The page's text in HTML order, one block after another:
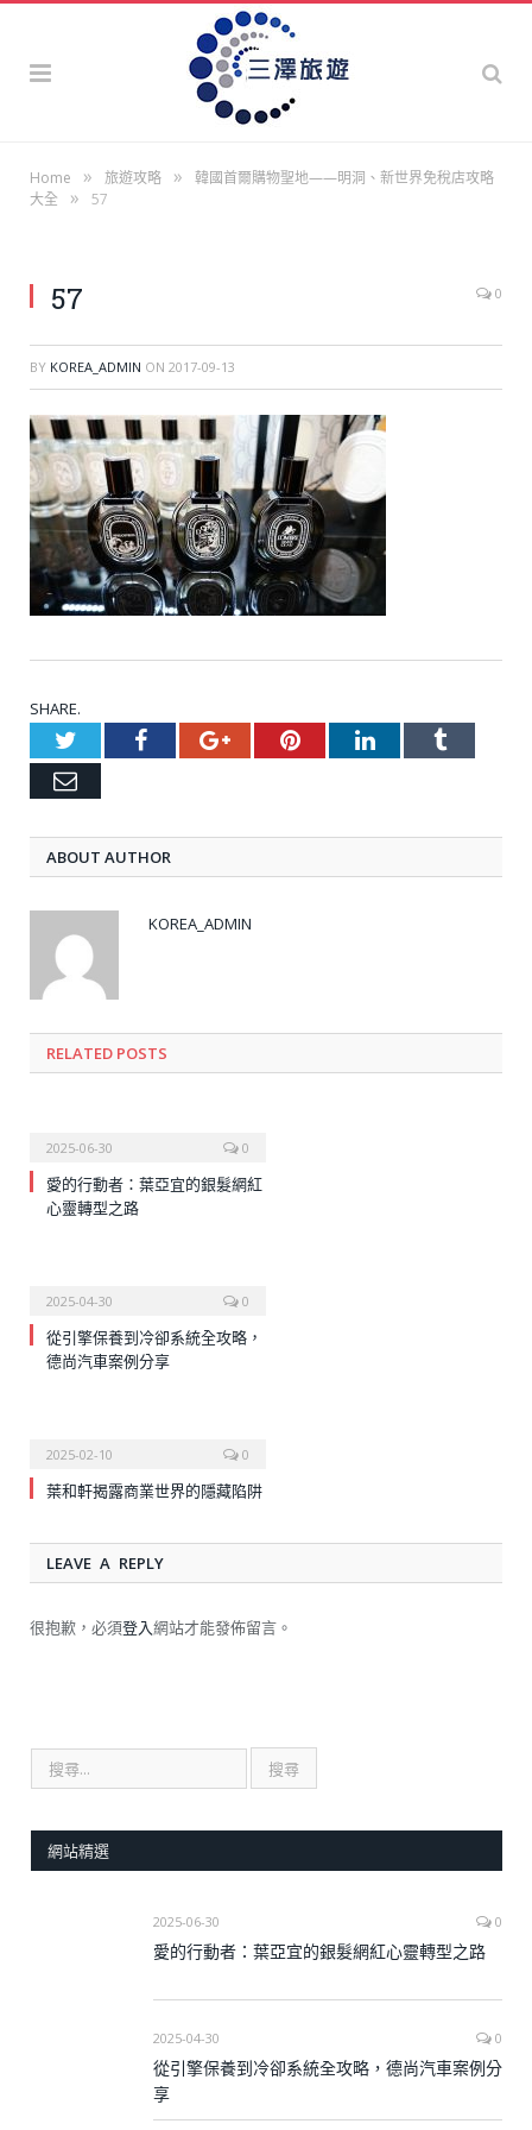
Home » 旅遊攻略 »
韓國首爾購物聖地——明洞、新世界免稅店攻略
大全
» 57
57 0
BY KOREA_ADMIN ON 2017-09-13
SHARE.
TwitterFacebookGoogle+PinterestLinkedInTumblr
Email
ABOUT AUTHOR
KOREA_ADMIN
RELATED POSTS
2025-06-30 0
愛的行動者：葉亞宜的銀髮網紅
心靈轉型之路
2025-04-30 0
從引擎保養到冷卻系統全攻略，
德尚汽車案例分享
2025-02-10 0
葉和軒揭露商業世界的隱藏陷阱
LEAVE A REPLY
很抱歉，必須登入網站才能發佈留言。
網站精選
2025-06-30 0
愛的行動者：葉亞宜的銀髮網紅心靈轉型之路
2025-04-30 0
從引擎保養到冷卻系統全攻略，德尚汽車案例分
享